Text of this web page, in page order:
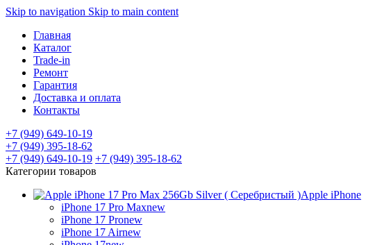
Skip to navigation Skip to main content
Главная
Каталог
Trade-in
Ремонт
Гарантия
Доставка и оплата
Контакты
+7 (949) 649-10-19
+7 (949) 395-18-62
+7 (949) 649-10-19 +7 (949) 395-18-62
Категории товаров
Apple iPhone
iPhone 17 Pro Maxnew
iPhone 17 Pronew
iPhone 17 Airnew